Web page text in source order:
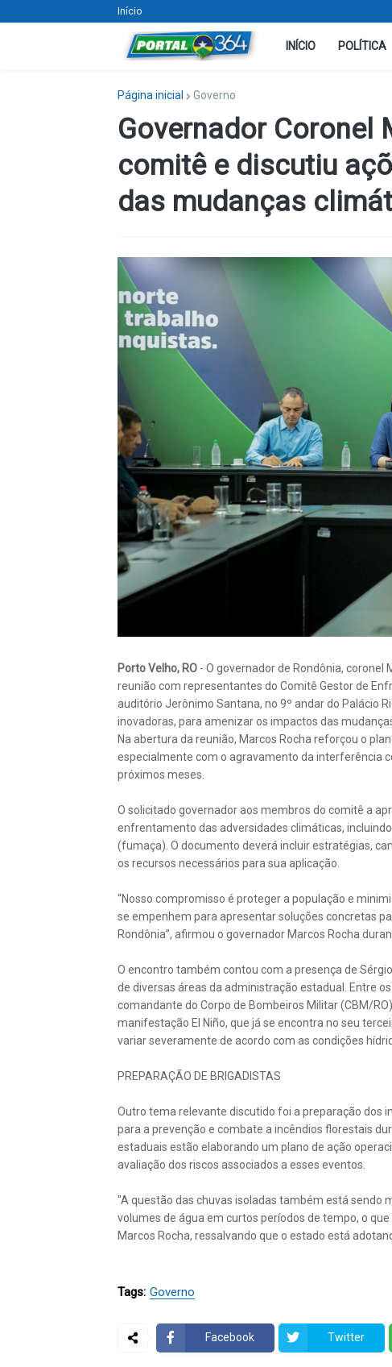
Início
INÍCIO POLÍTICA
Página inicial Governo
Governador Coronel
comitê e discutiu
das mudanças
Porto Velho, RO - O governador de Rondônia,
reunião com representantes do Comitê Gestor de
auditório Jerônimo Santana, no 9º andar do Palácio
inovadoras, para amenizar os impactos das
Na abertura da reunião, Marcos Rocha reforçou o
especialmente com o agravamento da interferência
próximos meses.
O solicitado governador aos membros do comitê a
enfrentamento das adversidades climáticas,
(fumaça). O documento deverá incluir estratégias,
os recursos necessários para sua aplicação.
“Nosso compromisso é proteger a população e
se empenhem para apresentar soluções concretas
Rondônia”, afirmou o governador Marcos Rocha
O encontro também contou com a presença de
de diversas áreas da administração estadual. Entre
comandante do Corpo de Bombeiros Militar (CBM/
manifestação El Niño, que já se encontra no seu
variar severamente de acordo com as condições
PREPARAÇÃO DE BRIGADISTAS
Outro tema relevante discutido foi a preparação dos
para a prevenção e combate a incêndios florestais
estaduais estão elaborando um plano de ação
avaliação dos riscos associados a esses eventos.
"A questão das chuvas isoladas também está sendo
volumes de água em curtos períodos de tempo, o
Marcos Rocha, ressalvando que o estado está
Tags: Governo
Facebook Twitter